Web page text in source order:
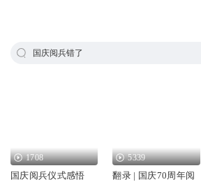
国庆阅兵错了
1708
国庆阅兵仪式感悟
5339
翻录 | 国庆70周年阅